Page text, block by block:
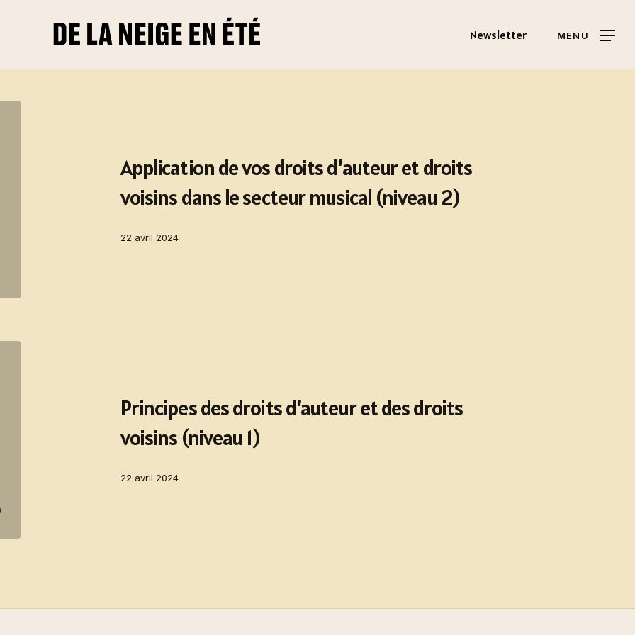
Newsletter MENU
Application de vos droits d’auteur et droits
voisins dans le secteur musical (niveau 2)
22 avril 2024
Principes des droits d’auteur et des droits
voisins (niveau 1)
22 avril 2024